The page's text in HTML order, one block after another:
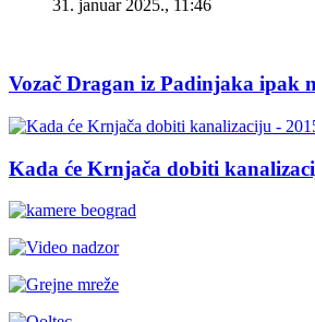
31. januar 2025., 11:46
Vozač Dragan iz Padinjaka ipak
Kada će Krnjača dobiti